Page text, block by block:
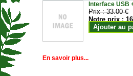
Interface USB
Prix :33.00 €
Notre prix :
Ajouter au
En savoir plus...